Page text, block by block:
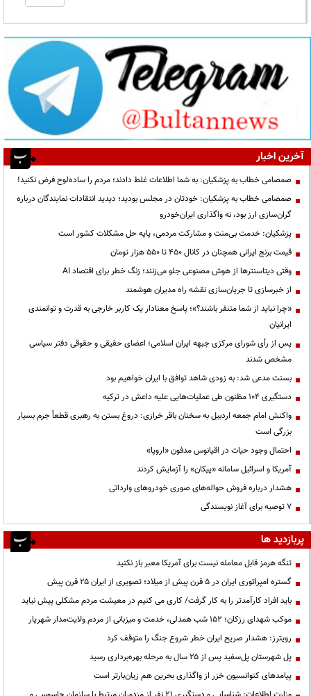
آخرین اخبار
صمصامی خطاب به پزشکیان: به شما اطلاعات غلط دادند؛ مردم را ساده‌لوح فرض نکنید!
صمصامی خطاب به پزشکیان: خودتان در مجلس بودید؛ دیدید انتقادات نمایندگان درباره
گران‌سازی ارز بود، نه واگذاری ایران‌خودرو
پزشکیان: خدمت بی‌منت و مشارکت مردمی، پایه حل مشکلات کشور است
قیمت‌ برنج ایرانی همچنان در کانال ۴۵۰ تا ۵۵۰ هزار تومان
وقتی دیتاسنترها از هوش مصنوعی جلو می‌زنند؛ زنگ خطر برای اقتصاد AI
از خبرسازی تا جریان‌سازی نقشه راه مدیران هوشمند
«چرا نباید از شما متنفر باشند؟»؛ پاسخ معنادار یک کاربر خارجی به قدرت و توانمندی
ایرانیان
پس از رأی شورای مرکزی جبهه ایران اسلامی؛ اعضای حقیقی و حقوقی دفتر سیاسی
مشخص شدند
بسنت مدعی شد: به زودی شاهد توافق با ایران خواهیم بود
دستگیری ۱۰۴ مظنون طی عملیات‌هایی علیه داعش در ترکیه
واکنش امام جمعه اردبیل به سخنان باقر خرازی: دروغ بستن به رهبری قطعاً جرم بسیار
بزرگی است
احتمال وجود حیات در اقیانوس مدفون «اروپا»
آمریکا و اسرائیل سامانه «پیکان» را آزمایش کردند
هشدار درباره فروش حواله‌های صوری خودروهای وارداتی
۷ توصیه برای آغاز نویسندگی
پربازدید ها
تنگه هرمز قابل معامله نیست برای آمریکا معبر باز نکنید
گستره امپراتوری ایران در ۵ قرن پیش از میلاد؛ تصویری از ایران ۲۵ قرن پیش
باید افراد کارآمدتر را به کار گرفت/ کاری می کنیم در معیشت مردم مشکلی پیش نیاید
موکب شهدای رزکان؛ ۱۵۲ شب همدلی، خدمت و میزبانی از مردم ولایت‌مدار شهریار
رویترز: هشدار صریح ایران خطر شروع جنگ را متوقف کرد
پل شهرستان پل‌سفید پس از ۲۵ سال به مرحله بهره‌برداری رسید
پیامدهای کنوانسیون خزر از واگذاری بحرین هم زیان‌بارتر است